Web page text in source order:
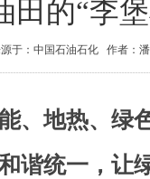
田的“李
于：中国石油石化 作者：
地热、绿
谐统一，让